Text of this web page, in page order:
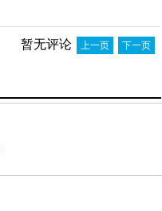
暂无评论 上一页 下一页